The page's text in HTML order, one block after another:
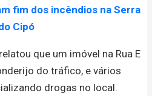
fim dos incêndios na Serra
Cipó
que um imóvel na Rua E
do tráfico, e vários
drogas no local.